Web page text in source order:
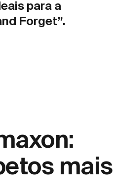
para a
Forget”.
mais